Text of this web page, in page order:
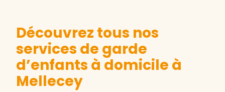
Découvrez tous nos
services de garde
d’enfants à domicile à
Mellecey